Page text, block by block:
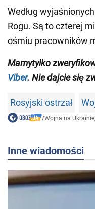
Według
Rogu. Są to czterej
ośmiu pracowników
Mamytylko
Viber. Nie dajcie się
Rosyjski ostrzał
/Wojna na Ukrainie
Inne wiadomości